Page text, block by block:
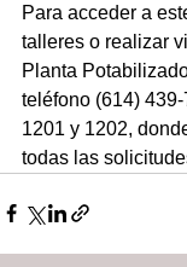
Para acceder a
talleres o realizar
Planta
teléfono (614)
1201 y 1202,
todas las